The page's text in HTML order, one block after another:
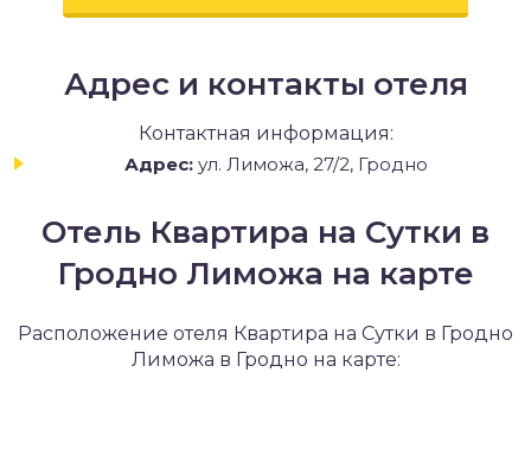
Адрес и контакты отеля
Контактная информация:
Адрес: ул. Лиможа, 27/2, Гродно
Отель Квартира на Сутки в
Гродно Лиможа на карте
Расположение отеля Квартира на Сутки в Гродно
Лиможа в Гродно на карте: